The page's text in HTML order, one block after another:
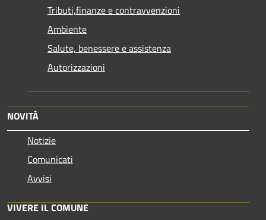
Tributi,finanze e contravvenzioni
Ambiente
Salute, benessere e assistenza
Autorizzazioni
NOVITÀ
Notizie
Comunicati
Avvisi
VIVERE IL COMUNE